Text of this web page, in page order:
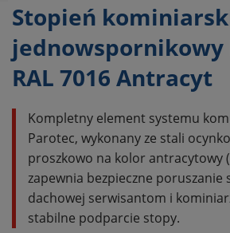
Stopień
jednowspornikowy
RAL 7016 Antracyt
Kompletny element systemu
Parotec, wykonany ze stali
proszkowo na kolor antracytowy
zapewnia bezpieczne poruszanie
dachowej serwisantom i
stabilne podparcie stopy.